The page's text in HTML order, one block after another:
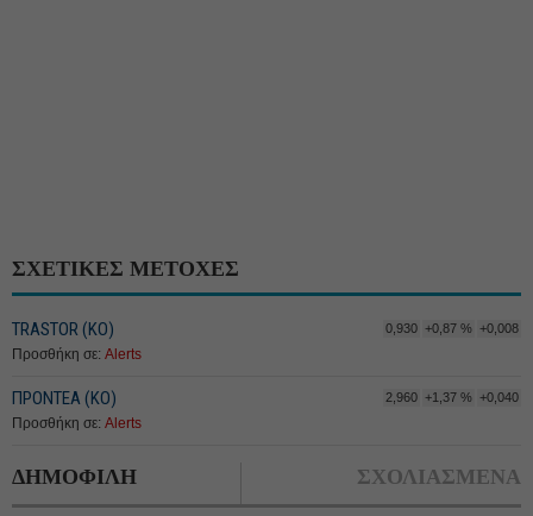
ΣΧΕΤΙΚΕΣ ΜΕΤΟΧΕΣ
TRASTOR (ΚΟ) 0,930 +0,87 % +0,008
Προσθήκη σε: Alerts
ΠΡΟΝΤΕΑ (ΚΟ) 2,960 +1,37 % +0,040
Προσθήκη σε: Alerts
ΔΗΜΟΦΙΛΗ ΣΧΟΛΙΑΣΜΕΝΑ